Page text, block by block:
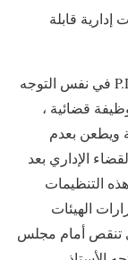
إدارية قابلة
كما ذهب الأستاذان G.VEDEL و P.DELVOLVE في نفس التوجه
قضائية ،
ويطعن بعدم
الإداري بعد
التنظيمات
الهيئات
تنقص أمام مجلس